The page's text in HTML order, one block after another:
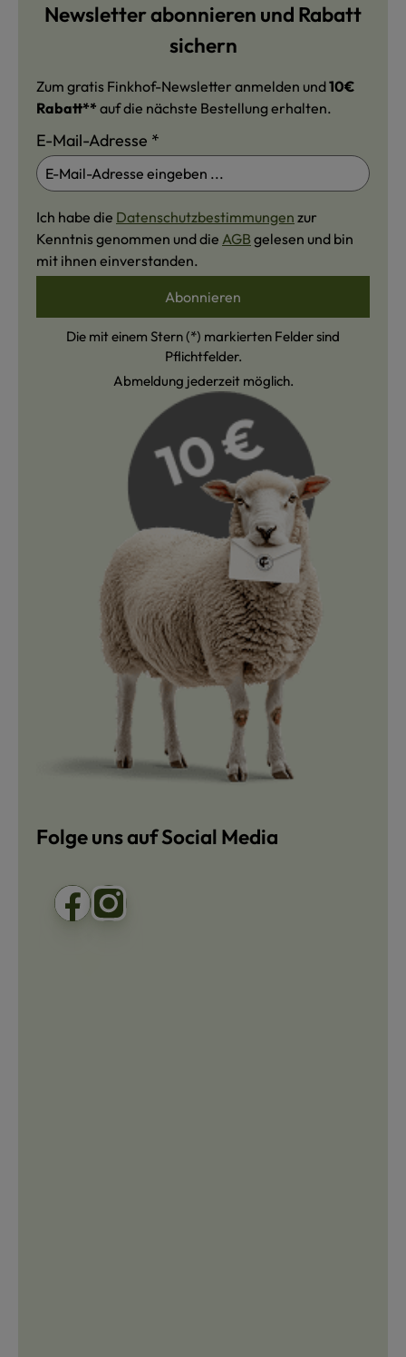
Newsletter abonnieren und Rabatt
sichern
Zum gratis Finkhof-Newsletter anmelden und10€
Rabatt** auf die nächste Bestellung erhalten.
E-Mail-Adresse *
Ich habe die Datenschutzbestimmungen zur
Kenntnis genommen und die AGB gelesen und bin
mit ihnen einverstanden.
Abonnieren
Die mit einem Stern (*) markierten Felder sind
Pflichtfelder.
Abmeldung jederzeit möglich.
Folge uns auf Social Media